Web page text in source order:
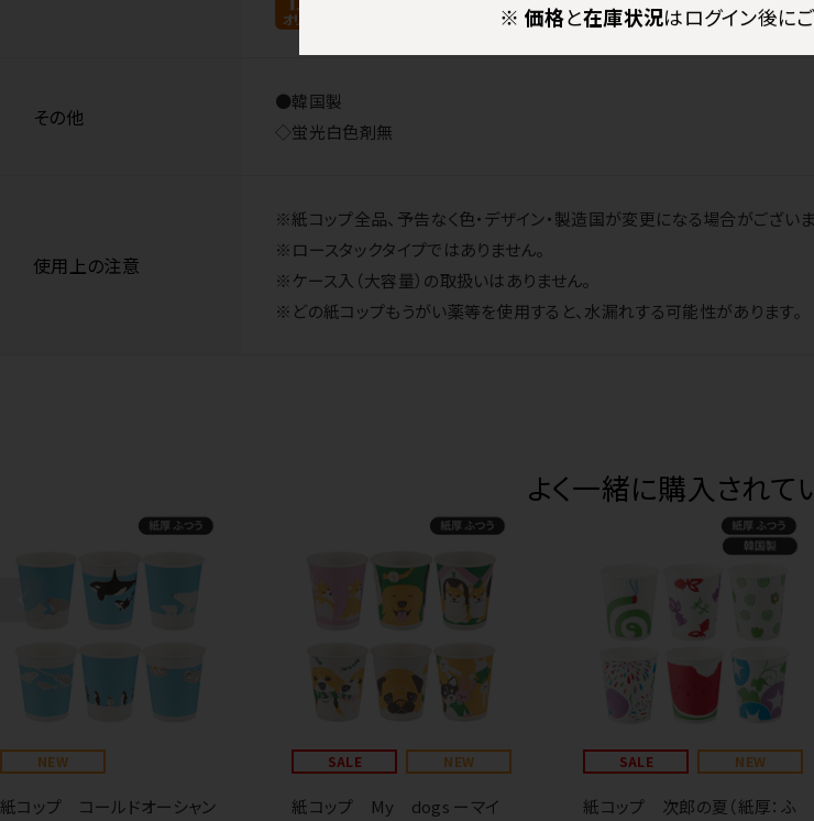
※ 価格と在庫状況はログイン後に
その他
●韓国製
◇蛍光白色剤無
使用上の注意
※紙コップ全品、予告なく色・デザイン・製造国が変更になる場合がござい
※ロースタックタイプではありません。
※ケース入（大容量）の取扱いはありません。
※どの紙コップもうがい薬等を使用すると、水漏れする可能性があります。
よく一緒に購入されて
NEW
紙コップ コールドオーシャン
SALE NEW
紙コップ My dogs ーマイ
SALE NEW
紙コップ 次郎の夏（紙厚：ふ